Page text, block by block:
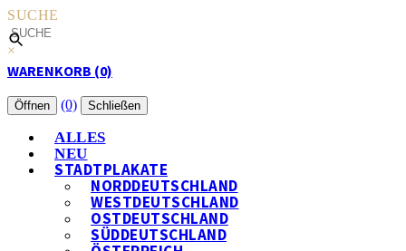
SUCHE
×
WARENKORB (0)
Öffnen (0) Schließen
ALLES
NEU
STADTPLAKATE
NORDDEUTSCHLAND
WESTDEUTSCHLAND
OSTDEUTSCHLAND
SÜDDEUTSCHLAND